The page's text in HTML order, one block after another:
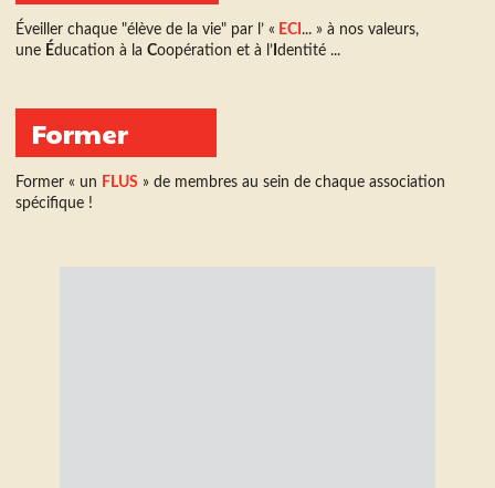
Éveiller chaque "élève de la vie" par l’ « ECI ... » à nos valeurs,
une Éducation à la Coopération et à l’ dentité ...
Former
Former « un FLUS » de membres au sein de chaque association
spécifique !